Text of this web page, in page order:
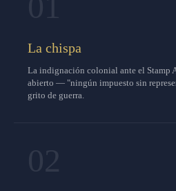
La chispa
La indignación colonial ante el Stamp
abierto — "ningún impuesto sin
grito de guerra.